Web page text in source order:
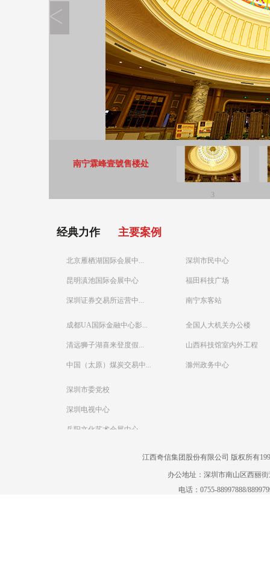
南宁霖峰壹號售楼处
3
经典力作 主要案例
北京雁栖湖国际会展中...
昆明滇池国际会展中心
深圳证券交易所运营中...
成都UA国际金融中心影...
清远狮子湖喜来登度假...
中国（太原）煤炭交易中...
深圳市委党校
深圳电视中心
岳阳文化艺术会展中心
深圳市民中心
福田科技广场
南宁东客站
全国人大机关办公楼
山西科技馆室内外工程
滁州政务中心
江西奇信集团股份有限公司 版权所有
办公地址：深圳市南山区西丽
电话：0755-88997888/